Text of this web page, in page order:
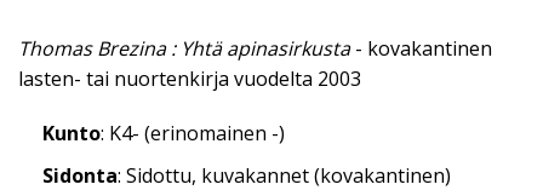
Thomas Brezina : Yhtä apinasirkusta- kovakantinen
lasten- tai nuortenkirja vuodelta 2003
Kunto: K4- (erinomainen -)
Sidonta: Sidottu, kuvakannet (kovakantinen)